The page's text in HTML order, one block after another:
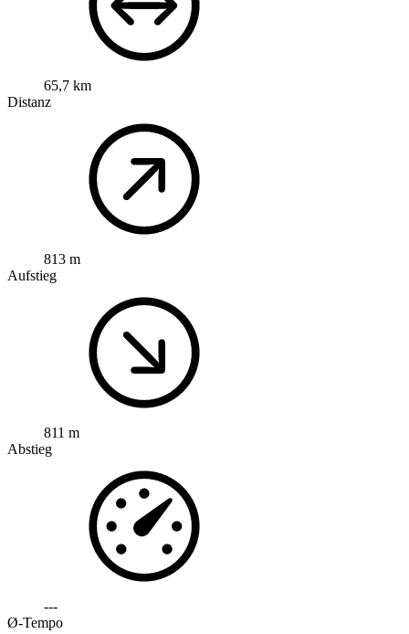
65,7 km
Distanz
813 m
Aufstieg
811 m
Abstieg
---
Ø-Tempo